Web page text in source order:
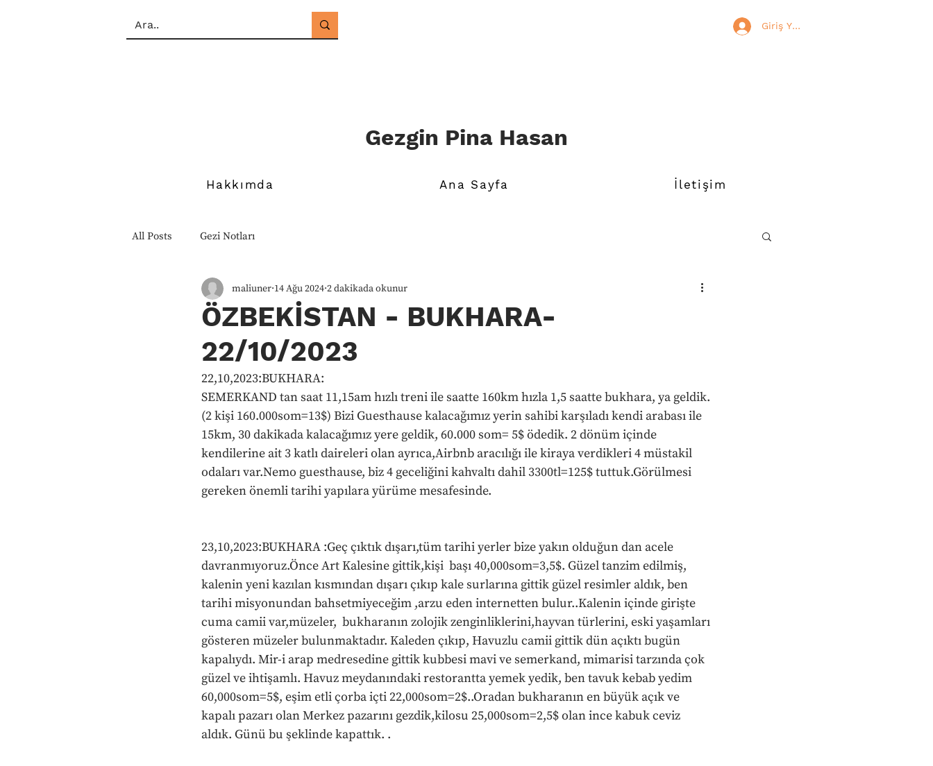
Giriş Yap
Gezgin Pina Hasan
Hakkımda Ana Sayfa İletişim
All Posts Gezi Notları
ÖZBEKİSTAN - BUKHARA-
22/10/2023
maliuner 14 Ağu 2024 2 dakikada okunur
22,10,2023:BUKHARA:
SEMERKAND tan saat 11,15am hızlı treni ile saatte 160km hızla 1,5 saatte bukhara, ya geldik.
(2 kişi 160.000som=13$) Bizi Guesthause kalacağımız yerin sahibi karşıladı kendi arabası ile
15km, 30 dakikada kalacağımız yere geldik, 60.000 som= 5$ ödedik. 2 dönüm içinde
kendilerine ait 3 katlı daireleri olan ayrıca,Airbnb aracılığı ile kiraya verdikleri 4 müstakil
odaları var.Nemo guesthause, biz 4 geceliğini kahvaltı dahil 3300tl=125$ tuttuk.Görülmesi
gereken önemli tarihi yapılara yürüme mesafesinde.
23,10,2023:BUKHARA :Geç çıktık dışarı,tüm tarihi yerler bize yakın olduğun dan acele
davranmıyoruz.Önce Art Kalesine gittik,kişi  başı 40,000som=3,5$. Güzel tanzim edilmiş,
kalenin yeni kazılan kısmından dışarı çıkıp kale surlarına gittik güzel resimler aldık, ben
tarihi misyonundan bahsetmiyeceğim ,arzu eden internetten bulur..Kalenin içinde girişte
cuma camii var,müzeler,  bukharanın zolojik zenginliklerini,hayvan türlerini, eski yaşamları
gösteren müzeler bulunmaktadır. Kaleden çıkıp, Havuzlu camii gittik dün açıktı bugün
kapalıydı. Mir-i arap medresedine gittik kubbesi mavi ve semerkand, mimarisi tarzında çok
güzel ve ihtişamlı. Havuz meydanındaki restorantta yemek yedik, ben tavuk kebab yedim
60,000som=5$, eşim etli çorba içti 22,000som=2$..Oradan bukharanın en büyük açık ve
kapalı pazarı olan Merkez pazarını gezdik,kilosu 25,000som=2,5$ olan ince kabuk ceviz
aldık. Günü bu şeklinde kapattık. .